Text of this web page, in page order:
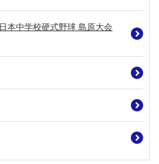
本中学校硬式野球 島原大会